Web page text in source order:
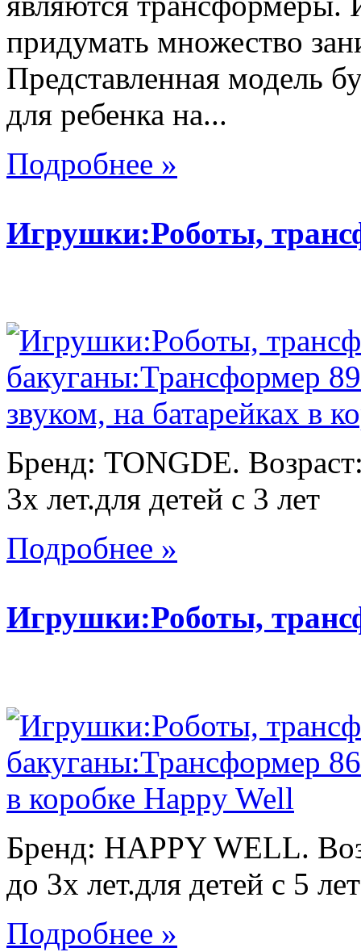
придумать множество
Представленная модель
для ребенка на...
Подробнее »
Игрушки:Роботы,
Бренд: TONGDE.
3х лет.для детей с 3 лет
Подробнее »
Игрушки:Роботы,
Бренд: HAPPY WELL.
до 3х лет.для детей с 5 лет
Подробнее »